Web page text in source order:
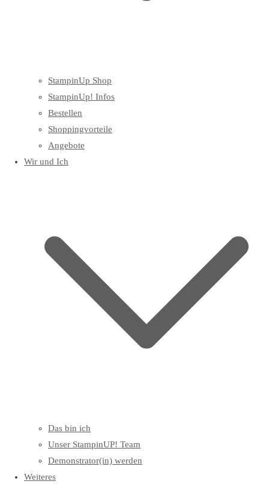
StampinUp Shop
StampinUp! Infos
Bestellen
Shoppingvorteile
Angebote
Wir und Ich
Das bin ich
Unser StampinUP! Team
Demonstrator(in) werden
Weiteres